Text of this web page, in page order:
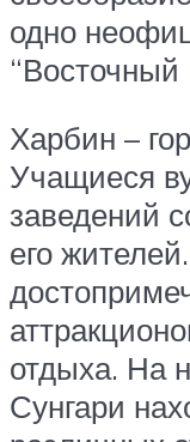
одно
Харбин –
Учащиеся
заведений
его
отдыха. На
Сунгари